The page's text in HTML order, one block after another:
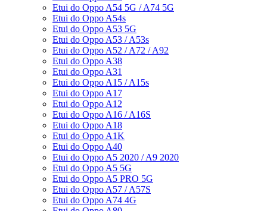
Etui do Oppo A54 5G / A74 5G
Etui do Oppo A54s
Etui do Oppo A53 5G
Etui do Oppo A53 / A53s
Etui do Oppo A52 / A72 / A92
Etui do Oppo A38
Etui do Oppo A31
Etui do Oppo A15 / A15s
Etui do Oppo A17
Etui do Oppo A12
Etui do Oppo A16 / A16S
Etui do Oppo A18
Etui do Oppo A1K
Etui do Oppo A40
Etui do Oppo A5 2020 / A9 2020
Etui do Oppo A5 5G
Etui do Oppo A5 PRO 5G
Etui do Oppo A57 / A57S
Etui do Oppo A74 4G